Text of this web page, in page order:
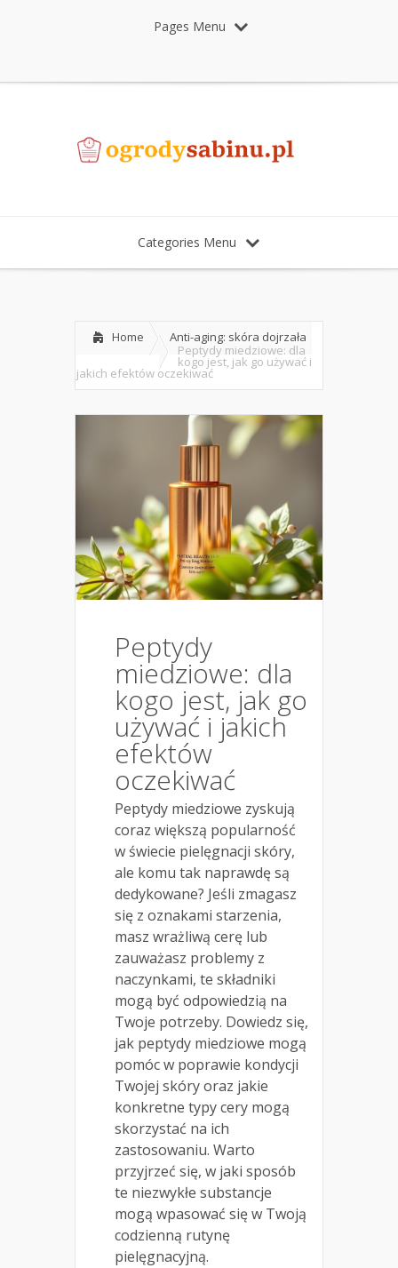
Pages Menu
Categories Menu
Home
Anti-aging: skóra dojrzała
Peptydy miedziowe: dla
kogo jest, jak go używać i
jakich efektów oczekiwać
Peptydy
miedziowe: dla
kogo jest, jak go
używać i jakich
efektów
oczekiwać
Peptydy miedziowe zyskują
coraz większą popularność
w świecie pielęgnacji skóry,
ale komu tak naprawdę są
dedykowane? Jeśli zmagasz
się z oznakami starzenia,
masz wrażliwą cerę lub
zauważasz problemy z
naczynkami, te składniki
mogą być odpowiedzią na
Twoje potrzeby. Dowiedz się,
jak peptydy miedziowe mogą
pomóc w poprawie kondycji
Twojej skóry oraz jakie
konkretne typy cery mogą
skorzystać na ich
zastosowaniu. Warto
przyjrzeć się, w jaki sposób
te niezwykłe substancje
mogą wpasować się w Twoją
codzienną rutynę
pielęgnacyjną.